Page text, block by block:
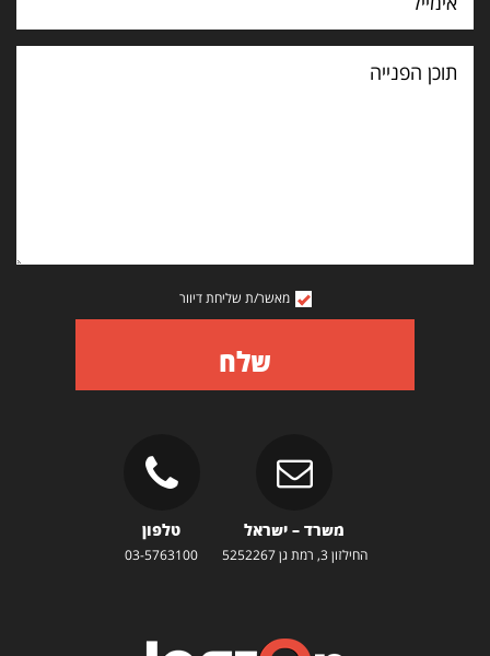
תוכן
הפנייה
מאשר/ת שליחת דיוור
שלח
משרד – ישראל
החילזון 3, רמת גן 5252267
טלפון
03-5763100